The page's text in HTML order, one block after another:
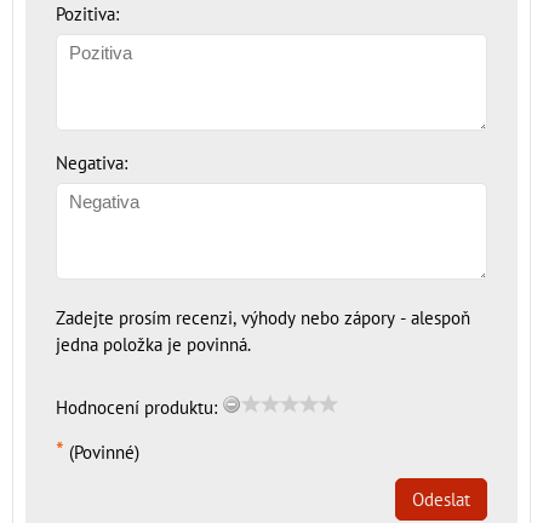
Pozitiva:
Negativa:
Zadejte prosím recenzi, výhody nebo zápory - alespoň
jedna položka je povinná.
Hodnocení produktu:
* (Povinné)
Odeslat